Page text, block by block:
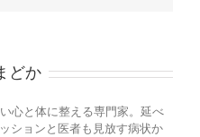
どか
心と体に整える専門家。延べ
ションと医者も見放す病状か